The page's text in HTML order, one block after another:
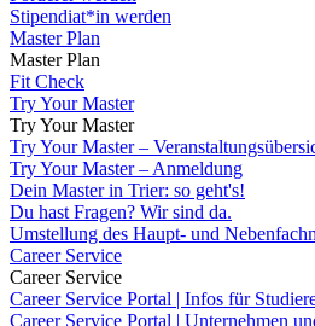
Stipendiat*in werden
Master Plan
Master Plan
Fit Check
Try Your Master
Try Your Master
Try Your Master –
Try Your Master – Anmeldung
Dein Master in Trier: so geht's!
Du hast Fragen? Wir sind da.
Umstellung des Haupt- und
Career Service
Career Service
Career Service Portal | Infos für
Career Service Portal | Unternehmen